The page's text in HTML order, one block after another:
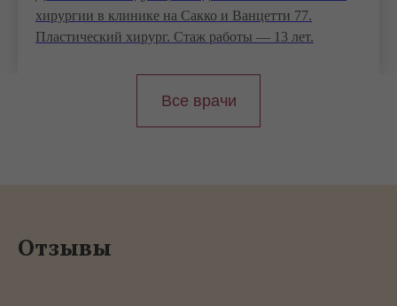
хирургии в клинике на Сакко и Ванцетти 77.
Пластический хирург. Стаж работы — 13 лет.
Все врачи
Отзывы